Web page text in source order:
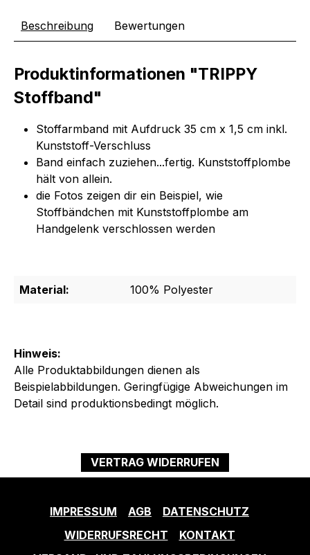
Hinweis:
Alle Produktabbildungen dienen als
Beispielabbildungen. Geringfügige Abweichungen im
Detail sind produktionsbedingt möglich.
Beschreibung Bewertungen
Produktinformationen "TRIPPY
Stoffband"
Stoffarmband mit Aufdruck 35 cm x 1,5 cm inkl.
Kunststoff-Verschluss
Band einfach zuziehen...fertig. Kunststoffplombe
hält von allein.
die Fotos zeigen dir ein Beispiel, wie
Stoffbändchen mit Kunststoffplombe am
Handgelenk verschlossen werden
Material: 100% Polyester
VERTRAG WIDERRUFEN
IMPRESSUM AGB
DATENSCHUTZ
WIDERRUFSRECHT
KONTAKT